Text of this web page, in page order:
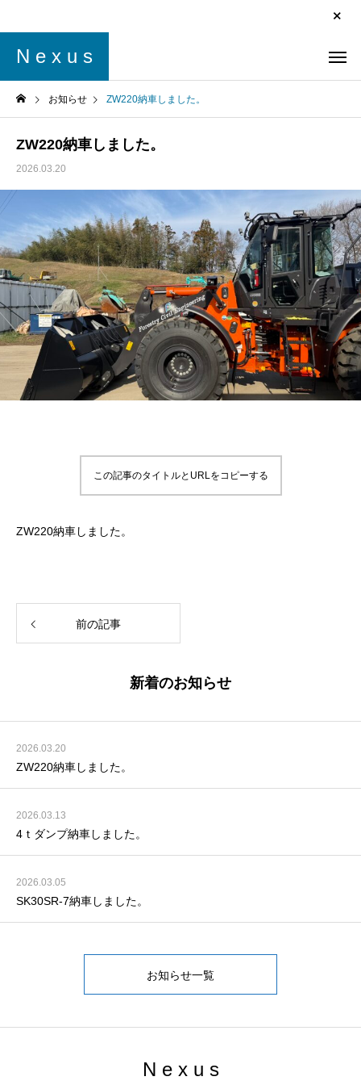
N e x u s
お知らせ ZW220納車しました。
ZW220納車しました。
2026.03.20
この記事のタイトルとURLをコピーする
ZW220納車しました。
前の記事
新着のお知らせ
2026.03.20
ZW220納車しました。
2026.03.13
4ｔダンプ納車しました。
2026.03.05
SK30SR-7納車しました。
お知らせ一覧
N e x u s